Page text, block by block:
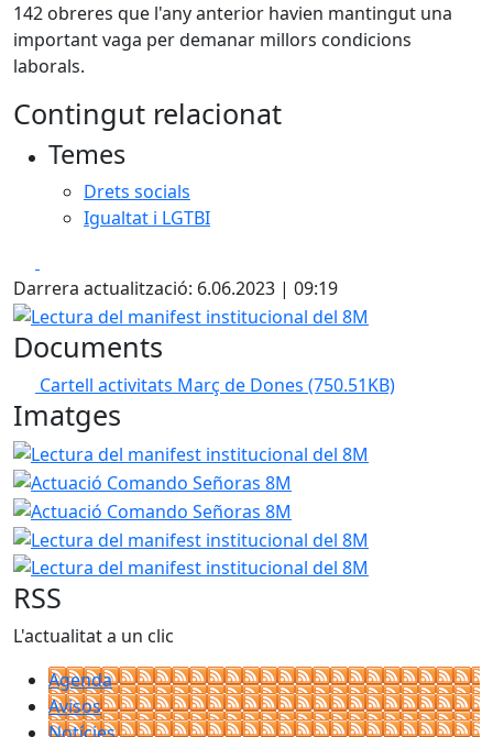
142 obreres que l'any anterior havien mantingut una
important vaga per demanar millors condicions
laborals.
Contingut relacionat
Temes
Drets socials
Igualtat i LGTBI
Darrera actualització: 6.06.2023 | 09:19
Lectura del manifest institucional del 8M
Documents
Cartell activitats Març de Dones (750.51KB)
Imatges
Lectura del manifest institucional del 8M
RSS
L'actualitat a un clic
Agenda
Avisos